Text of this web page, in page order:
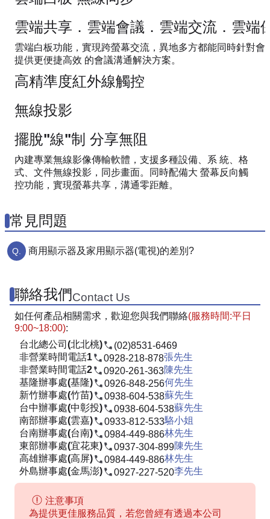
雲端共享．雲端會議．雲端交流．雲端
雲端白板功能，實現跨螢幕交流，異地多方都能同時針對會
提供更便捷高效 的會議溝通解決方案。
高精準度紅外線觸控
無線投影
擺脫"線"制 分享無阻
內建專業無線影像傳輸軟體，支援多種設備、系 統、格
式、文件無線投影，同步畫面。同時配備大 螢幕反向觸
控功能，實現螢幕共享，溝通零距離。
常見問題
商用顯示器及家用顯示器(電視)的差別?
聯絡我們Contact Us
如任何產品相關需求，歡迎您與我們聯絡(服務時間:平日
9:00~18:00):
台北總公司(北北桃)
(02)8531-6469
非營業時間電話1
0928-218-878張先生
非營業時間電話2
0920-261-363陳先生
基隆辦事處(基隆)
0926-848-256何先生
新竹辦事處(竹苗)
0938-604-538蘇先生
台中辦事處(中彰投)
0938-604-538蘇先生
南部辦事處(雲嘉)
0933-812-533駱小姐
台南辦事處(台南)
0984-449-886林先生
東部辦事處(宜花東)
0937-304-899陳先生
高雄辦事處(高屏)
0984-449-886林先生
外島辦事處(金馬澎)
0927-227-520李先生
注意事項
為提供更佳服務品質，若您曾經有透過本公司